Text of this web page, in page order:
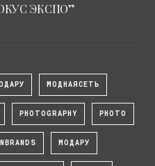
ЭКСПО”
МОДНАЯСЕТЬ
PHOTOGRAPHY PHOTO
МОДАРУ